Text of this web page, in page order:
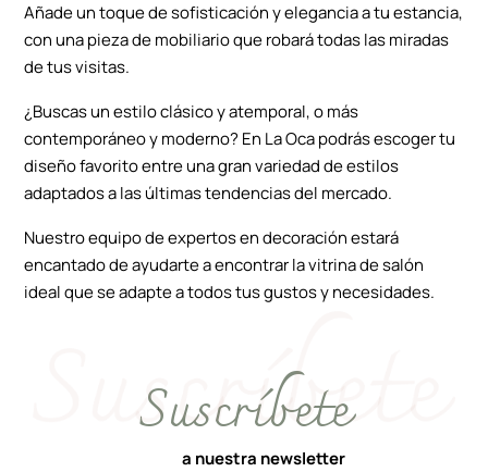
Añade un toque de sofisticación y elegancia a tu estancia,
con una pieza de mobiliario que robará todas las miradas
de tus visitas.
¿Buscas un estilo clásico y atemporal, o más
contemporáneo y moderno? En La Oca podrás escoger tu
diseño favorito entre una gran variedad de estilos
adaptados a las últimas tendencias del mercado.
Nuestro equipo de expertos en decoración estará
encantado de ayudarte a encontrar la vitrina de salón
ideal que se adapte a todos tus gustos y necesidades.
Suscríbete
a nuestra newsletter